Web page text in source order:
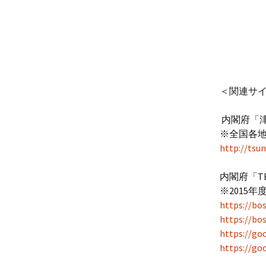
＜関連サ
内閣府「
※全国各
http://
内閣府「
※2015年
https://
https://
https://
https://